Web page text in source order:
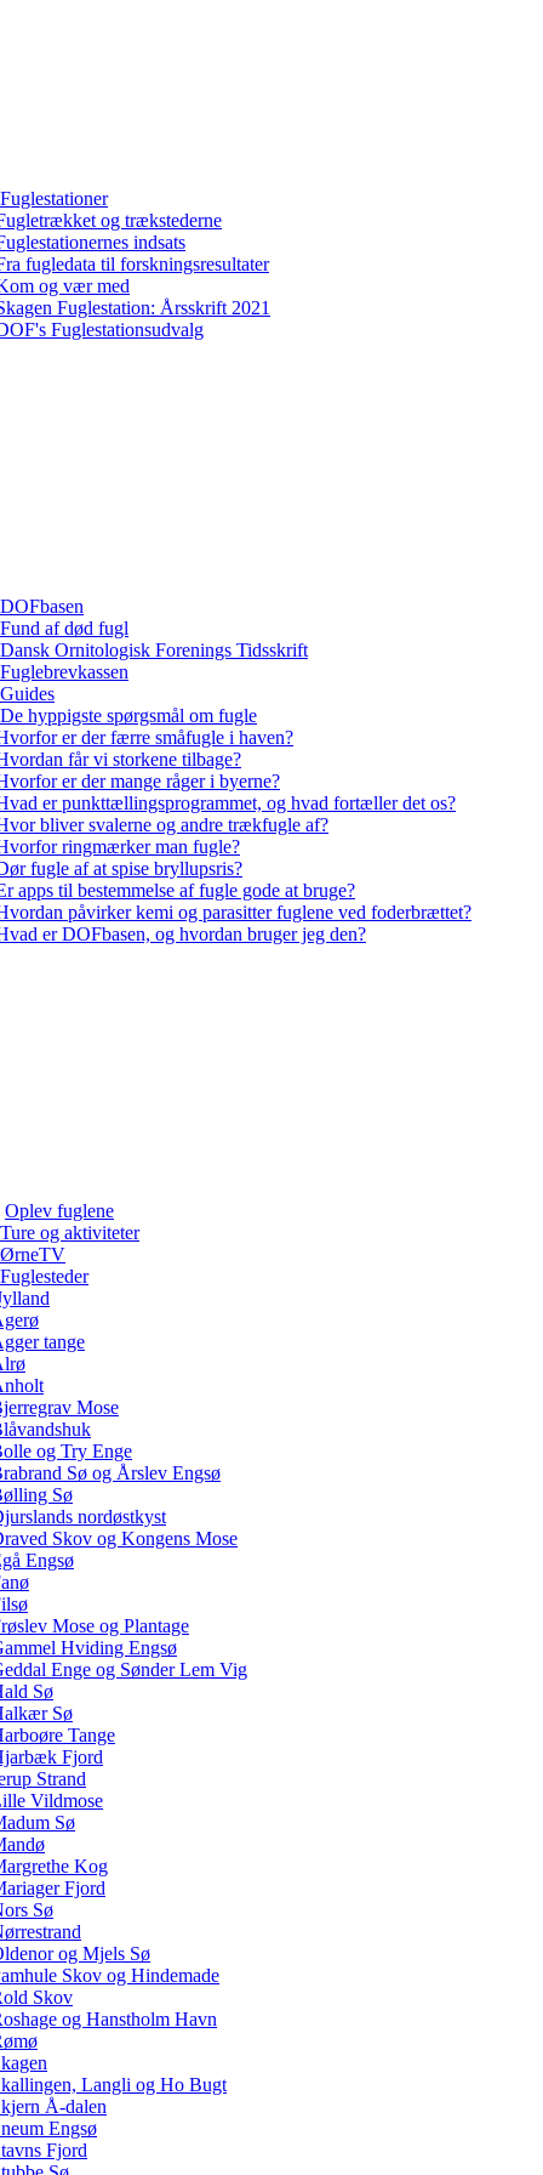
Fuglestationer
og trækstederne
indsats
fugledata til forskningsresultater
og vær med
Fuglestation: Årsskrift 2021
Fuglestationsudvalg
DOFbasen
Fund af død fugl
Dansk Ornitologisk Forenings Tidsskrift
Fuglebrevkassen
Guides
De hyppigste spørgsmål om fugle
er der færre småfugle i haven?
får vi storkene tilbage?
er der mange råger i byerne?
er punkttællingsprogrammet, og hvad fortæller det os?
bliver svalerne og andre trækfugle af?
ringmærker man fugle?
fugle af at spise bryllupsris?
apps til bestemmelse af fugle gode at bruge?
påvirker kemi og parasitter fuglene ved foderbrættet?
er DOFbasen, og hvordan bruger jeg den?
Oplev fuglene
Ture og aktiviteter
ØrneTV
Fuglesteder
tange
Mose
og Try Enge
Sø og Årslev Engsø
Sø
nordøstkyst
Skov og Kongens Mose
Engsø
Mose og Plantage
Hviding Engsø
Enge og Sønder Lem Vig
Sø
Sø
Tange
Fjord
Strand
Vildmose
Sø
Kog
Fjord
Sø
og Mjels Sø
Skov og Hindemade
Skov
og Hanstholm Havn
Langli og Ho Bugt
Å-dalen
Engsø
Fjord